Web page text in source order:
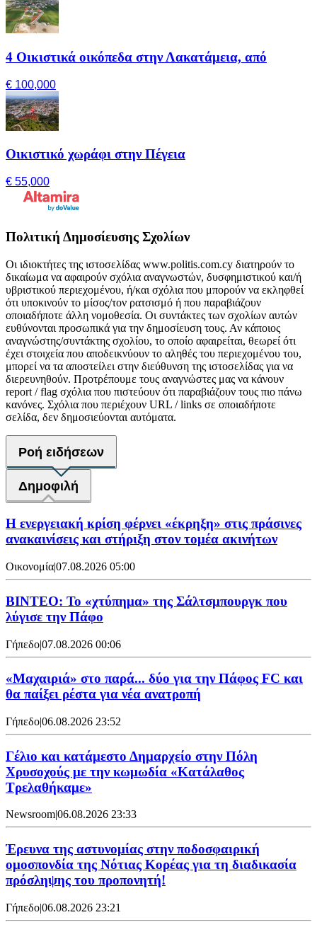
4 Οικιστικά οικόπεδα στην Λακατάμεια, από
€ 100,000
Οικιστικό χωράφι στην Πέγεια
€ 55,000
Πολιτική Δημοσίευσης Σχολίων
Οι ιδιοκτήτες της ιστοσελίδας www.politis.com.cy διατηρούν το
δικαίωμα να αφαιρούν σχόλια αναγνωστών, δυσφημιστικού και/ή
υβριστικού περιεχομένου, ή/και σχόλια που μπορούν να εκληφθεί
ότι υποκινούν το μίσος/τον ρατσισμό ή που παραβιάζουν
οποιαδήποτε άλλη νομοθεσία. Οι συντάκτες των σχολίων αυτών
ευθύνονται προσωπικά για την δημοσίευση τους. Αν κάποιος
αναγνώστης/συντάκτης σχολίου, το οποίο αφαιρείται, θεωρεί ότι
έχει στοιχεία που αποδεικνύουν το αληθές του περιεχομένου του,
μπορεί να τα αποστείλει στην διεύθυνση της ιστοσελίδας για να
διερευνηθούν. Προτρέπουμε τους αναγνώστες μας να κάνουν
report / flag σχόλια που πιστεύουν ότι παραβιάζουν τους πιο πάνω
κανόνες. Σχόλια που περιέχουν URL / links σε οποιαδήποτε
σελίδα, δεν δημοσιεύονται αυτόματα.
Ροή ειδήσεων
Δημοφιλή
Η ενεργειακή κρίση φέρνει «έκρηξη» στις πράσινες
ανακαινίσεις και στήριξη στον τομέα ακινήτων
Οικονομία|07.08.2026 05:00
ΒΙΝΤΕΟ: Το «χτύπημα» της Σάλτσμπουργκ που
λύγισε την Πάφο
Γήπεδο|07.08.2026 00:06
«Μαχαιριά» στο παρά... δύο για την Πάφος FC και
θα παίξει ρέστα για νέα ανατροπή
Γήπεδο|06.08.2026 23:52
Γέλιο και κατάμεστο Δημαρχείο στην Πόλη
Χρυσοχούς με την κωμωδία «Κατάλαθος
Τρελαθήκαμε»
Newsroom|06.08.2026 23:33
Έρευνα της αστυνομίας στην ποδοσφαιρική
ομοσπονδία της Νότιας Κορέας για τη διαδικασία
πρόσληψης του προπονητή!
Γήπεδο|06.08.2026 23:21